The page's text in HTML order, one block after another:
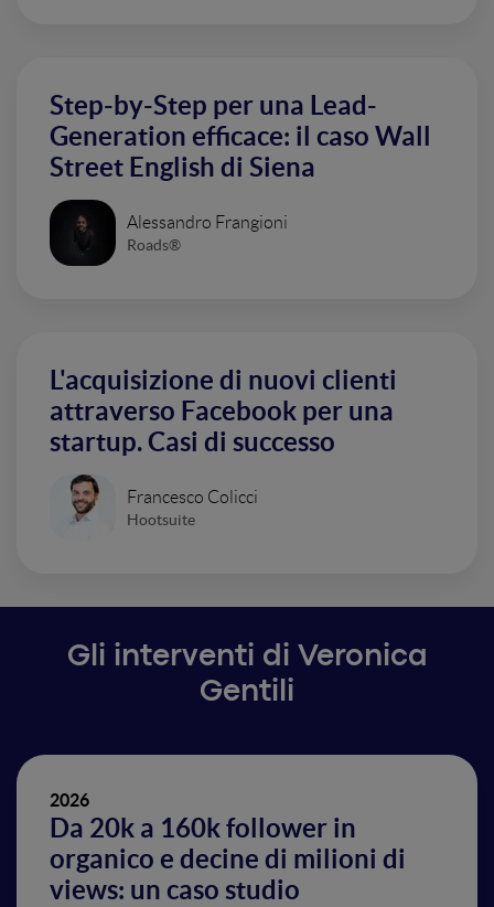
Step-by-Step per una Lead-
Generation efficace: il caso Wall
Street English di Siena
Alessandro Frangioni
Roads®
L'acquisizione di nuovi clienti
attraverso Facebook per una
startup. Casi di successo
Francesco Colicci
Hootsuite
Gli interventi di Veronica
Gentili
2026
Da 20k a 160k follower in
organico e decine di milioni di
views: un caso studio